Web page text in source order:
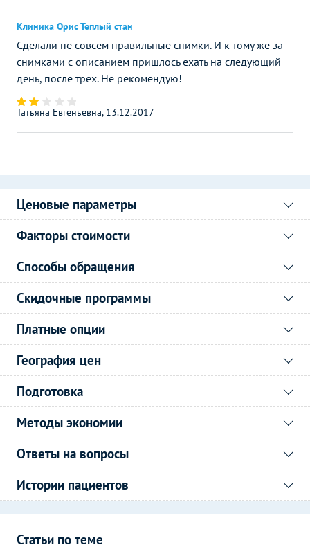
Клиника Орис Теплый стан
Сделали не совсем правильные снимки. И к тому же за
снимками с описанием пришлось ехать на следующий
день, после трех. Не рекомендую!
Татьяна Евгеньевна, 13.12.2017
Ценовые параметры
Факторы стоимости
Способы обращения
Скидочные программы
Платные опции
География цен
Подготовка
Методы экономии
Ответы на вопросы
Истории пациентов
Статьи по теме